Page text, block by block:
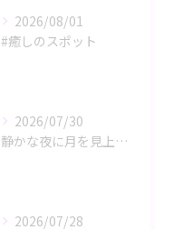
2026/08/01
#癒しのスポット
2026/07/30
静かな夜に月を見上げるひととき、心と体がリラックスモードに誘...
2026/07/28